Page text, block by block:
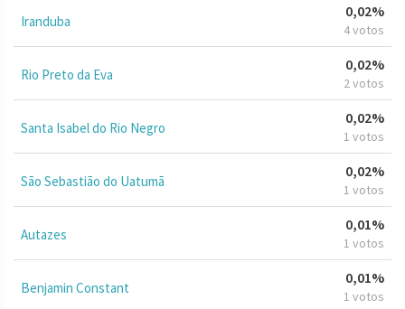
Iranduba
0,02%
4 votos
Rio Preto da Eva
0,02%
2 votos
Santa Isabel do Rio Negro
0,02%
1 votos
São Sebastião do Uatumã
0,02%
1 votos
Autazes
0,01%
1 votos
Benjamin Constant
0,01%
1 votos